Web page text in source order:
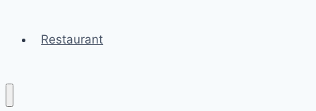
Restaurant